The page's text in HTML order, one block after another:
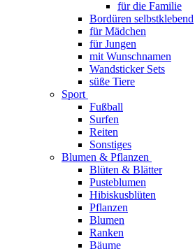
für die Familie
Bordüren selbstklebend
für Mädchen
für Jungen
mit Wunschnamen
Wandsticker Sets
süße Tiere
Sport
Fußball
Surfen
Reiten
Sonstiges
Blumen & Pflanzen
Blüten & Blätter
Pusteblumen
Hibiskusblüten
Pflanzen
Blumen
Ranken
Bäume